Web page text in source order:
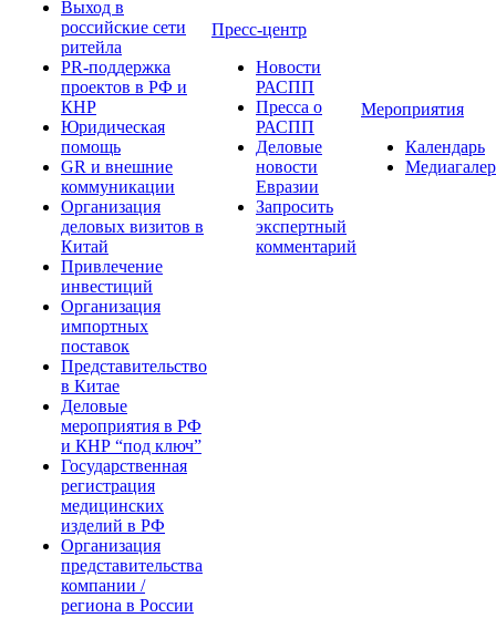
Выход в
российские сети
ритейла
PR-поддержка
проектов в РФ и
КНР
Юридическая
помощь
GR и внешние
коммуникации
Организация
деловых визитов в
Китай
Привлечение
инвестиций
Организация
импортных
поставок
Представительство
в Китае
Деловые
мероприятия в РФ
и КНР “под ключ”
Государственная
регистрация
медицинских
изделий в РФ
Организация
представительства
компании /
региона в России
Пресс-центр
Новости
РАСПП
Пресса о
РАСПП
Деловые
новости
Евразии
Запросить
экспертный
комментарий
Мероприятия
Календарь